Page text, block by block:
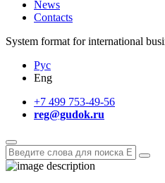
News
Contacts
System format for international
Рус
Eng
+7 499 753-49-56
reg@gudok.ru